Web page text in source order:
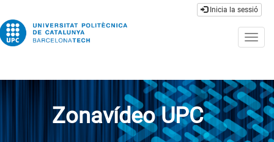
Inicia la sessió
Zonavídeo UPC